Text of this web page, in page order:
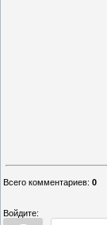
Всего комментариев: 0
Войдите: